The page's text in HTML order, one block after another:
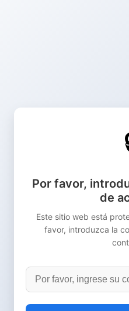
Por favor,
de
Este sitio web está
favor, introduzca la